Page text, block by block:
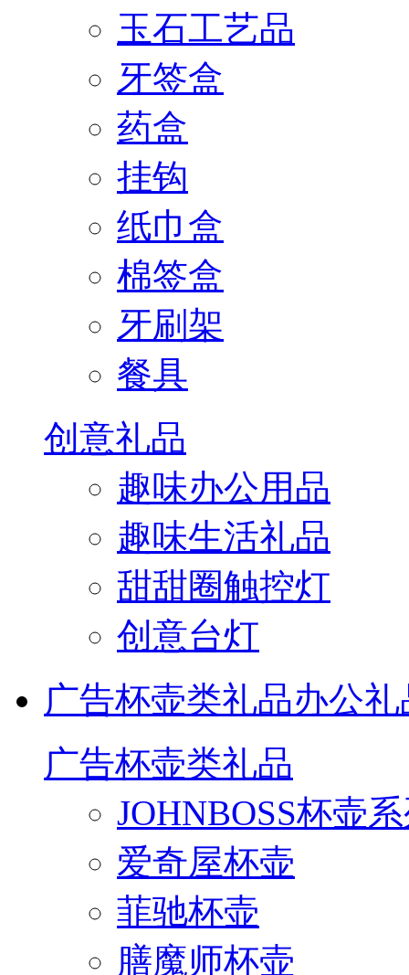
玉石工艺品
牙签盒
药盒
挂钩
纸巾盒
棉签盒
牙刷架
餐具
创意礼品
趣味办公用品
趣味生活礼品
甜甜圈触控灯
创意台灯
广告杯壶类礼品办公礼
广告杯壶类礼品
JOHNBOSS杯壶
爱奇屋杯壶
菲驰杯壶
膳魔师杯壶